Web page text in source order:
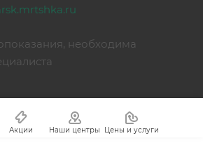
необходима
Акции Наши центры Цены и услуги